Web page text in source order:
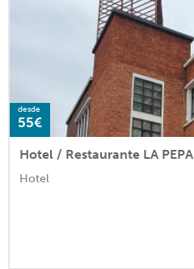
desde
55€
Hotel / Restaurante LA PEPA
Hotel